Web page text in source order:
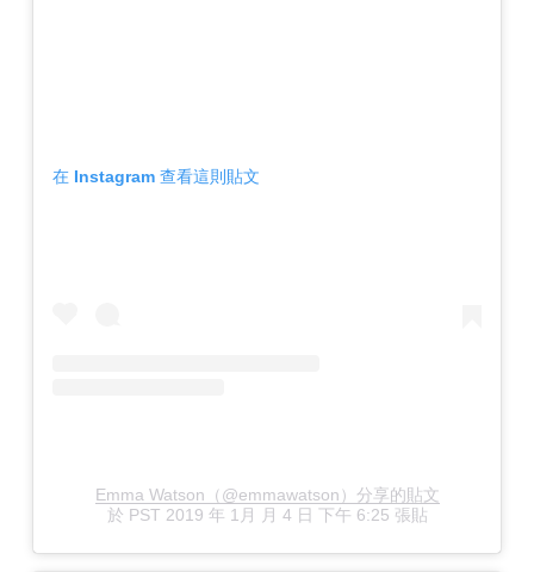
在 Instagram 查看這則貼文
Emma Watson（@emmawatson）分享的貼文
於 PST 2019 年 1月 月 4 日 下午 6:25 張貼